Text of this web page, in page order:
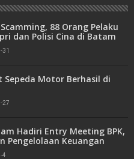
88 Orang Pelaku
dan Polisi Cina di Batam
31
Sepeda Motor Berhasil di
27
Hadiri Entry Meeting BPK,
Pengelolaan Keuangan
4